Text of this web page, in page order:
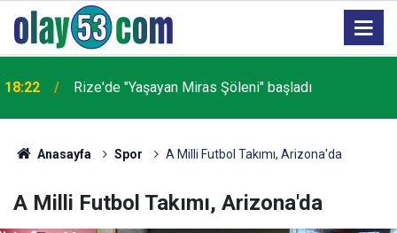
18:22 Rize'de "Yaşayan Miras Şöleni" başladı
Anasayfa Spor A Milli Futbol Takımı, Arizona'da
A Milli Futbol Takımı, Arizona'da